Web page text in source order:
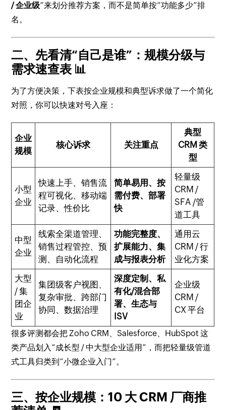
/ 企业级”来划分推荐方案，而不是简单按“功能多少”排
名。
二、先看清“自己是谁”：规模分级与
需求速查表 📊
为了方便决策，下表按企业规模和典型诉求做了一个简化
对照，你可以快速对号入座：
企业
规模
核心诉求 关注重点
典型
CRM 类
型
小型
企业
快速上手、销售流
程可视化、移动端
记录、性价比
简单易用、按
需付费、部署
快
轻量级
CRM /
SFA /管
道工具
中型
企业
线索全渠道管理、
销售过程管控、预
测、自动化流程
功能完整度、
扩展能力、集
成与报表分析
通用云
CRM / 行
业化方案
大型
/ 集
团企
业
集团级客户视图、
复杂审批、跨部门
协同、数据治理
深度定制、私
有化/混合部
署、生态与
ISV
企业级
CRM /
CX 平台
很多评测都会把 Zoho CRM、Salesforce、HubSpot 这
类产品划入“成长型 / 中大型企业适用”，而把轻量级管道
式工具归类到“小微企业入门”。
三、按企业规模：10 大 CRM 厂商推